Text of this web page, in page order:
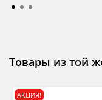
Товары из той
АКЦИЯ!